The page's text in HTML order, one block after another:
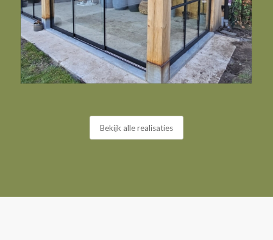
Bekijk alle realisaties